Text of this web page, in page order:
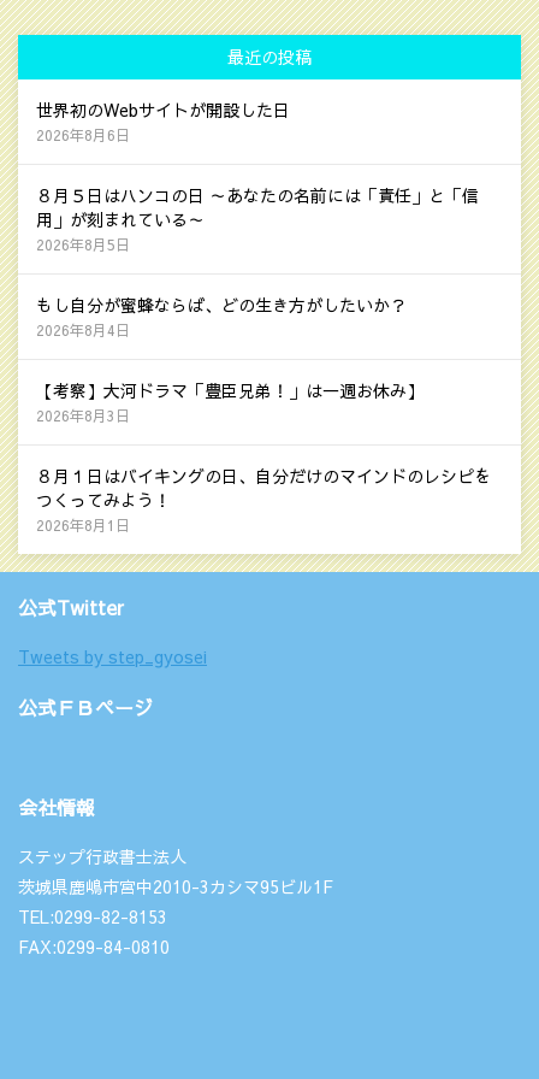
最近の投稿
世界初のWebサイトが開設した日
2026年8月6日
８月５日はハンコの日 ～あなたの名前には「責任」と「信
用」が刻まれている～
2026年8月5日
もし自分が蜜蜂ならば、どの生き方がしたいか？
2026年8月4日
【考察】大河ドラマ「豊臣兄弟！」は一週お休み】
2026年8月3日
８月１日はバイキングの日、自分だけのマインドのレシピを
つくってみよう！
2026年8月1日
公式Twitter
Tweets by step_gyosei
公式ＦＢページ
会社情報
ステップ行政書士法人
茨城県鹿嶋市宮中2010-3カシマ95ビル1F
TEL:0299-82-8153
FAX:0299-84-0810